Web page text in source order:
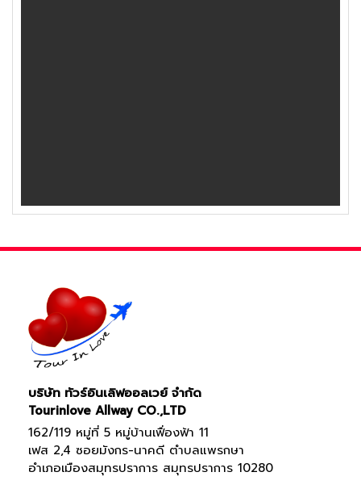
บริษัท ทัวร์อินเลิฟออลเวย์ จำกัด
Tourinlove Allway CO.,LTD
162/119 หมู่ที่ 5 หมู่บ้านเฟื่องฟ้า 11
เฟส 2,4 ซอยมังกร-นาคดี ตำบลแพรกษา
อำเภอเมืองสมุทรปราการ สมุทรปราการ 10280